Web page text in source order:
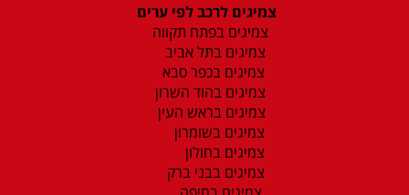
צמיגים לרכב לפי ערים
צמיגים בפתח תקווה
צמיגים בתל אביב
צמיגים בכפר סבא
צמיגים בהוד השרון
צמיגים בראש העין
צמיגים בשומרון
צמיגים בחולון
צמיגים בבני ברק